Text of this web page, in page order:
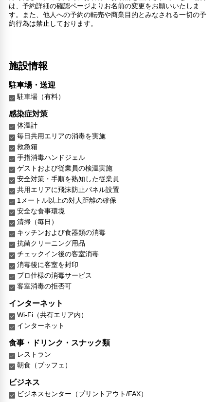
は、予約詳細の確認ページよりお名前の変更をお願いいたしま
す。また、他人への予約の転売や商業目的とみなされる一切の予
約行為は禁止しております。
施設情報
駐車場・送迎
駐車場（有料）
感染症対策
体温計
毎日共用エリアの消毒を実施
救急箱
手指消毒ハンドジェル
ゲストおよび従業員の検温実施
安全対策・手順を熟知した従業員
共用エリアに飛沫防止パネル設置
1メートル以上の対人距離の確保
安全な食事環境
清掃（毎日）
キッチンおよび食器類の消毒
抗菌クリーニング用品
チェックイン後の客室消毒
消毒後に客室を封印
プロ仕様の消毒サービス
客室消毒の拒否可
インターネット
Wi-Fi（共有エリア内）
インターネット
食事・ドリンク・スナック類
レストラン
朝食（ブッフェ）
ビジネス
ビジネスセンター（プリントアウト/FAX）